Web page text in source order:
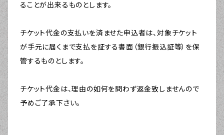
ることが出来るものとします。
チケット代金の支払いを済ませた申込者は、対象チケット
が手元に届くまで支払を証する書面（銀行振込証等）を保
管するものとします。
チケット代金は、理由の如何を問わず返金致しませんので
予めご了承下さい。